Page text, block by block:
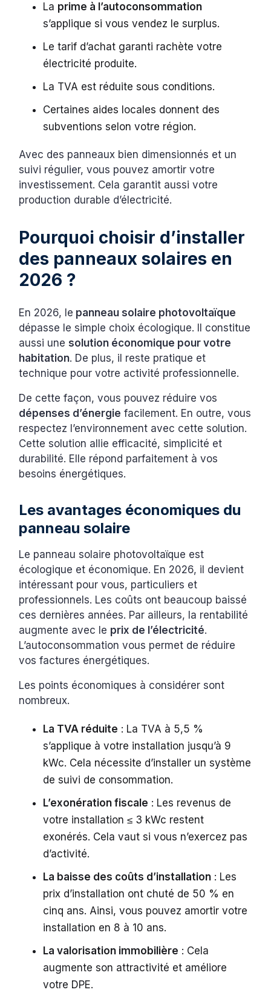
La prime à l’autoconsommation
s’applique si vous vendez le surplus.
Le tarif d’achat garanti rachète votre
électricité produite.
La TVA est réduite sous conditions.
Certaines aides locales donnent des
subventions selon votre région.
Avec des panneaux bien dimensionnés et un
suivi régulier, vous pouvez amortir votre
investissement. Cela garantit aussi votre
production durable d’électricité.
Pourquoi choisir d’installer
des panneaux solaires en
2026 ?
En 2026, le panneau solaire photovoltaïque
dépasse le simple choix écologique. Il constitue
aussi unesolution économique pour votre
habitation. De plus, il reste pratique et
technique pour votre activité professionnelle.
De cette façon, vous pouvez réduire vos
dépenses d’énergie facilement. En outre, vous
respectez l’environnement avec cette solution.
Cette solution allie efficacité, simplicité et
durabilité. Elle répond parfaitement à vos
besoins énergétiques.
Les avantages économiques du
panneau solaire
Le panneau solaire photovoltaïque est
écologique et économique. En 2026, il devient
intéressant pour vous, particuliers et
professionnels. Les coûts ont beaucoup baissé
ces dernières années. Par ailleurs, la rentabilité
augmente avec le prix de l’électricité.
L’autoconsommation vous permet de réduire
vos factures énergétiques.
Les points économiques à considérer sont
nombreux.
La TVA réduite : La TVA à 5,5 %
s’applique à votre installation jusqu’à 9
kWc. Cela nécessite d’installer un système
de suivi de consommation.
L’exonération fiscale : Les revenus de
votre installation ≤ 3 kWc restent
exonérés. Cela vaut si vous n’exercez pas
d’activité.
La baisse des coûts d’installation : Les
prix d’installation ont chuté de 50 % en
cinq ans. Ainsi, vous pouvez amortir votre
installation en 8 à 10 ans.
La valorisation immobilière : Cela
augmente son attractivité et améliore
votre DPE.